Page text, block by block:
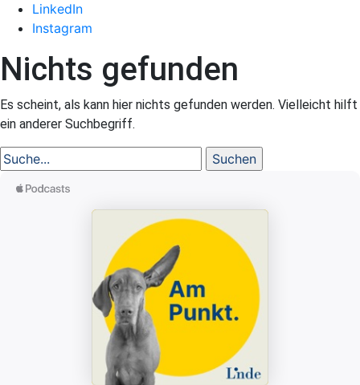
LinkedIn
Instagram
Nichts gefunden
Es scheint, als kann hier nichts gefunden werden. Vielleicht hilft
ein anderer Suchbegriff.
Suche